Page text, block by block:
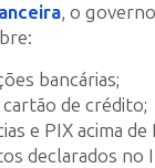
, o
bancárias;
de crédito;
e PIX acima de
declarados no